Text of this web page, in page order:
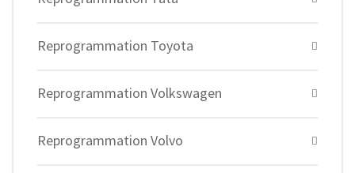
Reprogrammation Toyota
Reprogrammation Volkswagen
Reprogrammation Volvo